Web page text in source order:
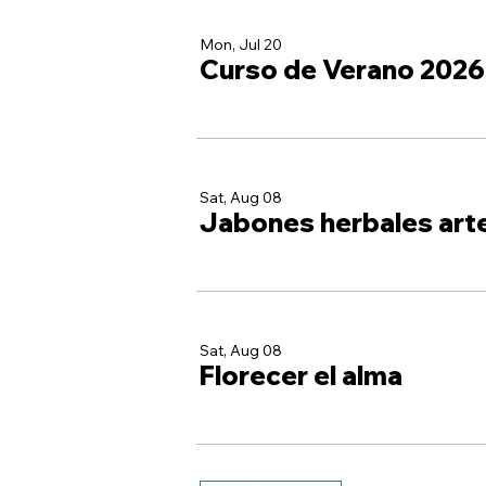
Mon, Jul 20
Curso de Verano 2026
Sat, Aug 08
Jabones herbales
Sat, Aug 08
Florecer el alma